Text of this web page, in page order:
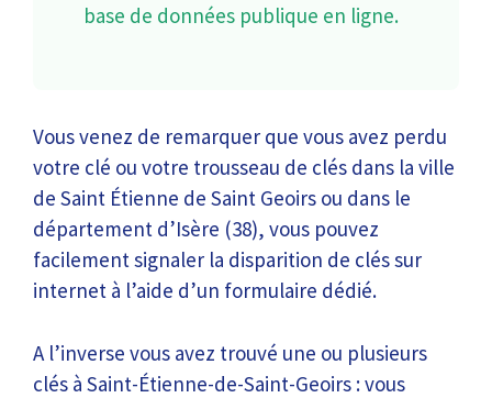
base de données publique en ligne.
Vous venez de remarquer que vous avez perdu
votre clé ou votre trousseau de clés dans la ville
de Saint Étienne de Saint Geoirs ou dans le
département d’Isère (38), vous pouvez
facilement signaler la disparition de clés sur
internet à l’aide d’un formulaire dédié.
A l’inverse vous avez trouvé une ou plusieurs
clés à Saint-Étienne-de-Saint-Geoirs : vous